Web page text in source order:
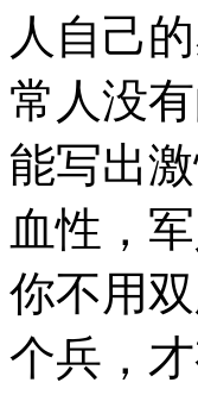
人自己
常人没
能写出
血性，
你不用
个兵，